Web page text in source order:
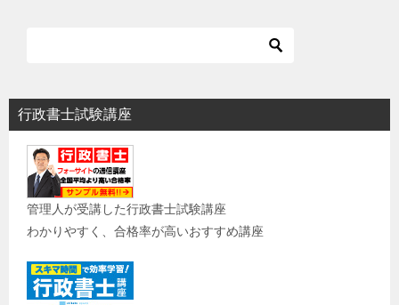
行政書士試験講座
管理人が受講した行政書士試験講座
わかりやすく、合格率が高いおすすめ講座